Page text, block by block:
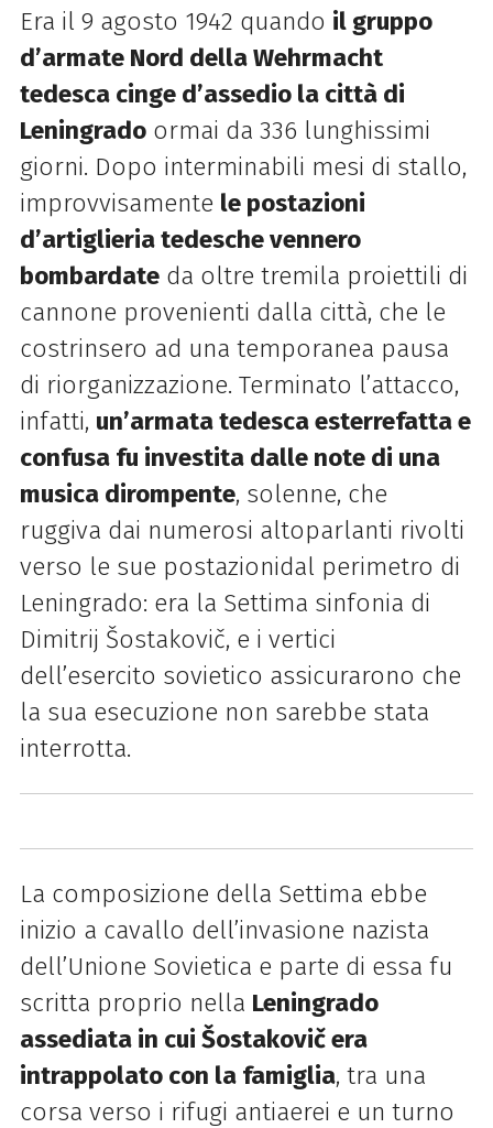
Era il 9 agosto 1942 quando il gruppo
d’armate Nord della Wehrmacht
tedesca cinge d’assedio la città di
Leningradoormai da 336 lunghissimi
giorni. Dopo interminabili mesi di stallo,
improvvisamente le postazioni
d’artiglieria tedesche vennero
bombardateda oltre tremila proiettili di
cannone provenienti dalla città, che le
costrinsero ad una temporanea pausa
di riorganizzazione. Terminato l’attacco,
infatti, un’armata tedesca esterrefatta e
confusa fu investita dalle note di una
musica dirompente, solenne, che
ruggiva dai numerosi altoparlanti rivolti
verso le sue postazionidal perimetro di
Leningrado: era la Settima sinfonia di
Dimitrij Šostakovič, e i vertici
dell’esercito sovietico assicurarono che
la sua esecuzione non sarebbe stata
interrotta.
La composizione della Settima ebbe
inizio a cavallo dell’invasione nazista
dell’Unione Sovietica e parte di essa fu
scritta proprio nella Leningrado
assediata in cui Šostakovič era
intrappolato con la famiglia, tra una
corsa verso i rifugi antiaerei e un turno